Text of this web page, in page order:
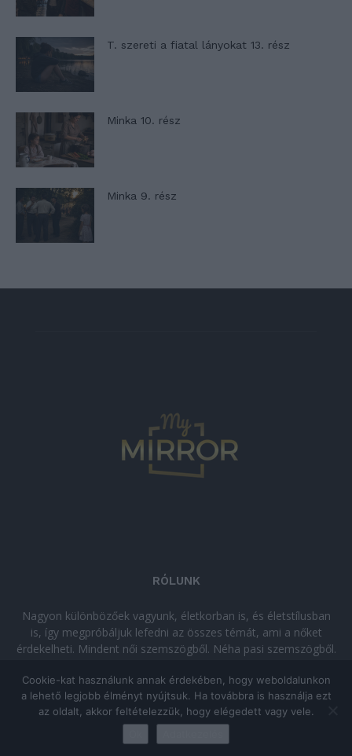
T. szereti a fiatal lányokat 13. rész
Minka 10. rész
Minka 9. rész
RÓLUNK
Nagyon különbözőek vagyunk, életkorban is, és életstílusban
is, így megpróbáljuk lefedni az összes témát, ami a nőket
érdekelheti. Mindent női szemszögből. Néha pasi szemszögből.
kikapcsolódásra vágysz!
© Copyright 2026 - mymirror.huADATKEZELÉSI TÁJÉKOZTATÓ
Impresszum
Cookie-kat használunk annak érdekében, hogy weboldalunkon
a lehető legjobb élményt nyújtsuk. Ha továbbra is használja ezt
az oldalt, akkor feltételezzük, hogy elégedett vagy vele.